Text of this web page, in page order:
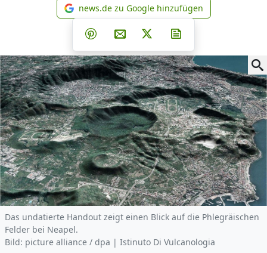
news.de zu Google
news.de zu Google hinzufügen
Teilen auf Facebook
Teilen auf Whatsapp
Teilen auf Telegram
Teilen auf Pinterest
Per E-Mail teilen
Post auf X
Das undatierte Handout zeigt einen Blick auf die Phlegräischen
Felder bei Neapel.
Bild: picture alliance / dpa | Istinuto Di Vulcanologia